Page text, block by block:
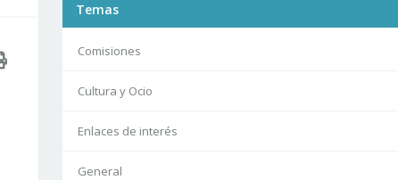
Temas
Comisiones
Cultura y Ocio
Enlaces de interés
General